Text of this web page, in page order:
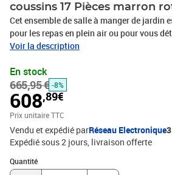
coussins 17 Pièces marron
Cet ensemble de salle à manger de jardin
pour les repas en plein air ou pour vous
dans l'arrière-cour ou sur la terrasse. Matériau durable : la résine
matériau synthétique solide et nécessitant
ressemble au rotin naturel. Il est léger,
couramment utilisé pour les meubles
durabilité et de ses propriétés de résistance
intempéries.Rangement compact : ces
dossier rabattable, ce qui permet de les
table. Une fois pliées, elles se rangent
formant un cube peu encombrant. De plus,
Voir la description
En stock
665,95 € -8%
608,89€
Prix unitaire TTC
Vendu et expédié parRéseau Electronique
Expédié sous 2 jours livraison offerte
Quantité
Quantité : 1